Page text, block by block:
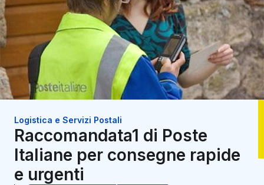
Logistica e Servizi Postali
Raccomandata1 di Poste
Italiane per consegne rapide
e urgenti